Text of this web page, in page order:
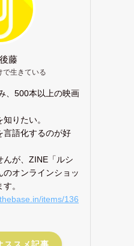
藤
で生きている
、500本以上の映画
りたい。
言語化するのが好
んが、ZINE「ルシ
のオンラインショッ
。
items/136
ススメ記事